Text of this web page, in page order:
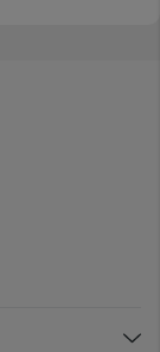
Unidades